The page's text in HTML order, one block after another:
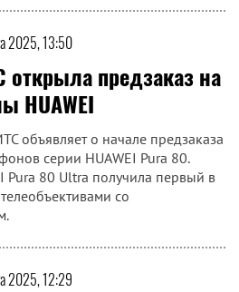
2025, 13:50
предзаказ на
HUAWEI
объявляет о начале предзаказа
серии HUAWEI Pura 80.
Pura 80 Ultra получила первый в
со
2025, 12:29